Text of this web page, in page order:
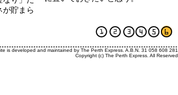
が貯まら
is developed and maintained by The Perth Express. A.B.N. 31 058 608 281
Copyright (c) The Perth Express. All Reserved